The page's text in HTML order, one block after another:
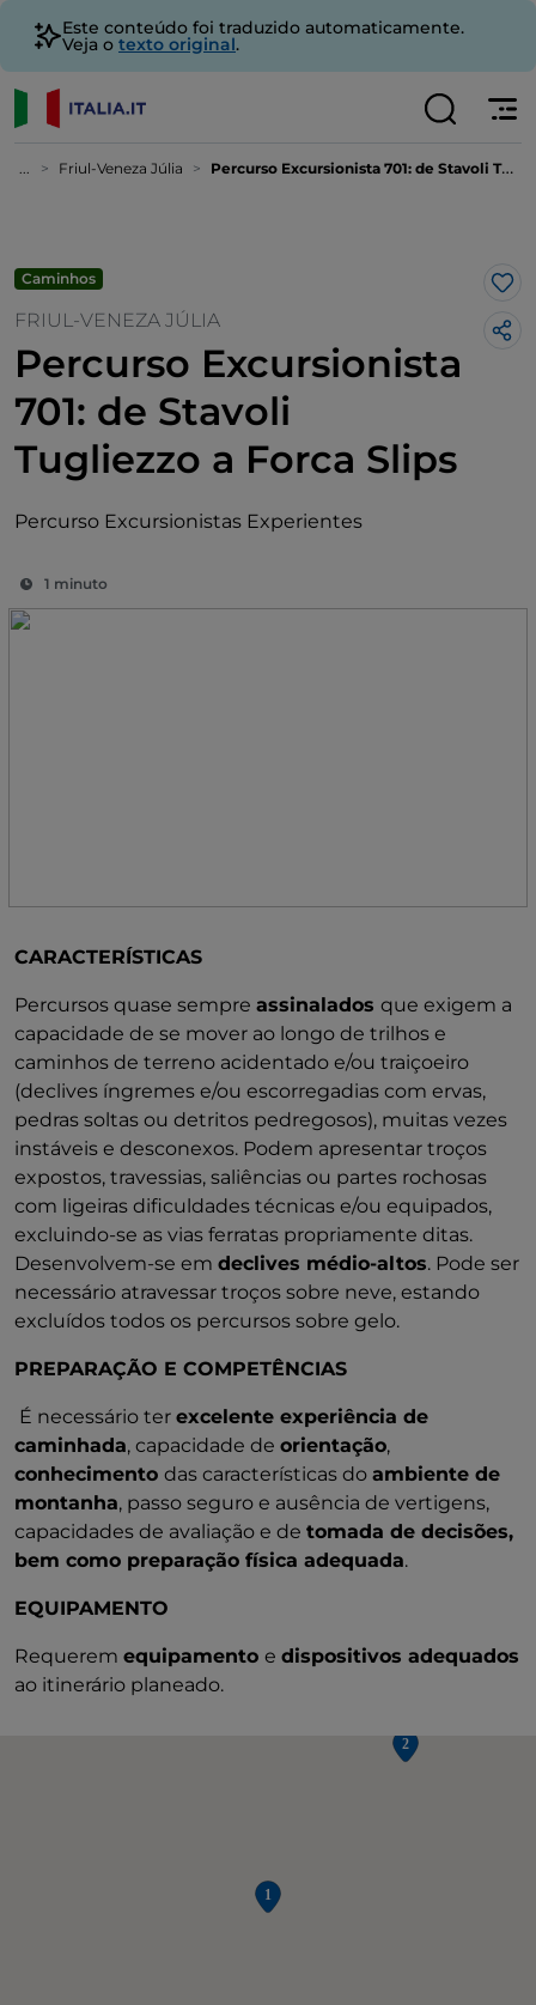
Este conteúdo foi traduzido automaticamente.
Veja o texto original.
... Friul-Veneza Júlia Percurso Excursionista 701: de Stavoli Tugliezzo a Forca Slips
Caminhos
FRIUL-VENEZA JÚLIA
Percurso Excursionista
701: de Stavoli
Tugliezzo a Forca Slips
Percurso Excursionistas Experientes
1 minuto
CARACTERÍSTICAS
Percursos quase sempre assinalados que exigem a
capacidade de se mover ao longo de trilhos e
caminhos de terreno acidentado e/ou traiçoeiro
(declives íngremes e/ou escorregadias com ervas,
pedras soltas ou detritos pedregosos), muitas vezes
instáveis e desconexos. Podem apresentar troços
expostos, travessias, saliências ou partes rochosas
com ligeiras dificuldades técnicas e/ou equipados,
excluindo-se as vias ferratas propriamente ditas.
Desenvolvem-se em declives médio-altos. Pode ser
necessário atravessar troços sobre neve, estando
excluídos todos os percursos sobre gelo.
PREPARAÇÃO E COMPETÊNCIAS
É necessário ter excelente experiência de
caminhada, capacidade de orientação,
conhecimento das características do ambiente de
montanha, passo seguro e ausência de vertigens,
capacidades de avaliação e de tomada de decisões,
bem como preparação física adequada.
EQUIPAMENTO
Requerem equipamento e dispositivos adequados
ao itinerário planeado.